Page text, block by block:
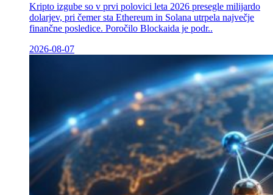
Kripto izgube so v prvi polovici leta 2026 presegle milijardo
dolarjev, pri čemer sta Ethereum in Solana utrpela največje
finančne posledice. Poročilo Blockaida je podr..
2026-08-07